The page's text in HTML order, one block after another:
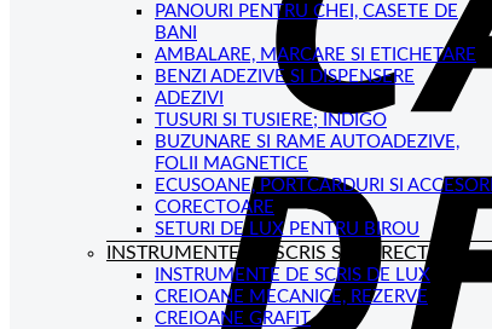
PANOURI PENTRU CHEI, CASETE DE
BANI
AMBALARE, MARCARE SI ETICHETARE
BENZI ADEZIVE SI DISPENSERE
ADEZIVI
TUSURI SI TUSIERE; INDIGO
BUZUNARE SI RAME AUTOADEZIVE,
FOLII MAGNETICE
ECUSOANE, PORTCARDURI SI ACCESORII
CORECTOARE
SETURI DE LUX PENTRU BIROU
INSTRUMENTE DE SCRIS SI CORECTAT
INSTRUMENTE DE SCRIS DE LUX
CREIOANE MECANICE, REZERVE
CREIOANE GRAFIT